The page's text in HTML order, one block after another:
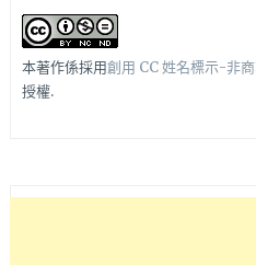
本著作係採用創用 CC 姓名標示-非
授權.